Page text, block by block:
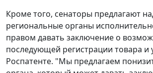
Кроме того, сенаторы предлагают
региональные органы
правом давать заключение о
последующей регистрации товара и
Роспатенте. "Мы предлагаем